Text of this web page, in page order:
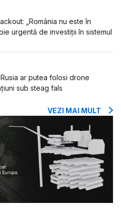
„România nu este în
urgentă de investiții în sistemul
ar putea folosi drone
sub steag fals
VEZI MAI MULT